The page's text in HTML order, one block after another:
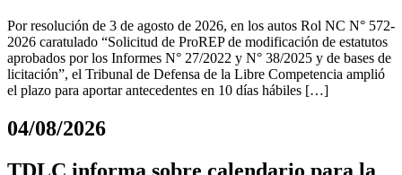
Por resolución de 3 de agosto de 2026, en los autos Rol NC N° 572-
2026 caratulado “Solicitud de ProREP de modificación de estatutos
aprobados por los Informes N° 27/2022 y N° 38/2025 y de bases de
licitación”, el Tribunal de Defensa de la Libre Competencia amplió
el plazo para aportar antecedentes en 10 días hábiles […]
04/08/2026
TDLC informa sobre calendario para la